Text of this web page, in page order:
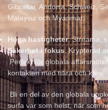
Gibraltar, Andorra, Schweiz,
Malaysia och Myanmar.
Höga hastigheter: Streama,
Säkerhet i fokus: Krypterad
Perfekt för globala
kontakten med nära och kära!
Bli en del av den globala
surfa var som helst, när som